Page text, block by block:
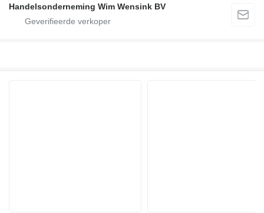
Handelsonderneming Wim Wensink BV